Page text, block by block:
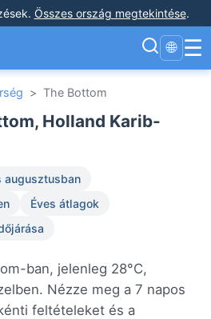
. Összes ország megtekintése.
🌐 ☰
> The Bottom
Holland Karib-
augusztusban
Éves átlagok
ban, jelenleg 28°C,
Nézze meg a 7 napos
feltételeket és a